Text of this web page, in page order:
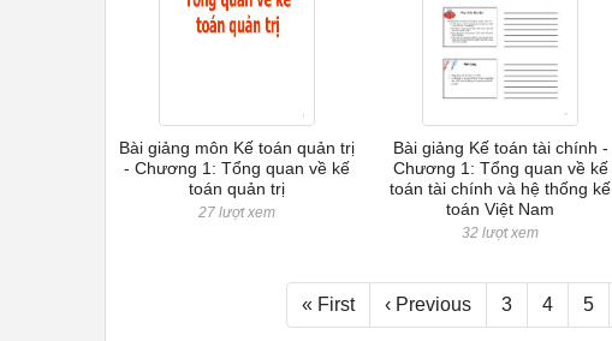
Bài giảng môn Kế toán quản trị
- Chương 1: Tổng quan về kế
toán quản trị
27 lượt xem
Bài giảng Kế toán tài chính -
Chương 1: Tổng quan về kế
toán tài chính và hệ thống kế
toán Việt Nam
32 lượt xem
« First ‹ Previous 3 4 5